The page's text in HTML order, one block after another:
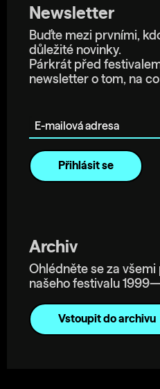
Newsletter
Buďte mezi prvními,
důležité novinky.
Párkrát před
newsletter o tom, na
Archiv
Ohlédněte se za
našeho festivalu
Vstoupit do archivu